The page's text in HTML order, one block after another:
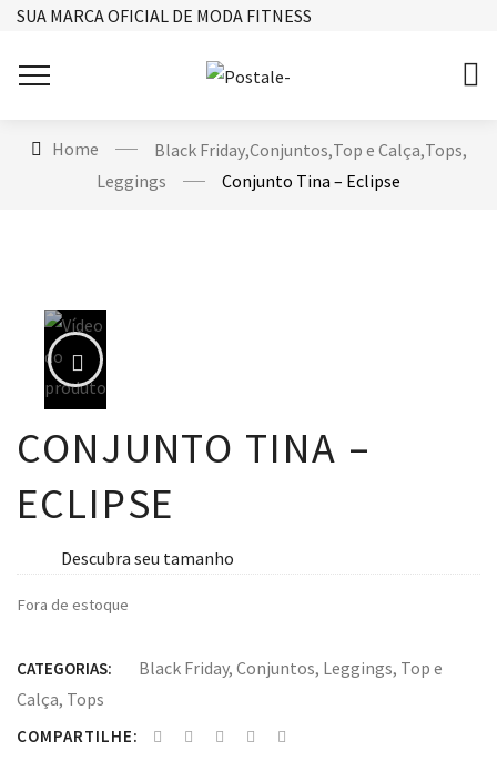
SUA MARCA OFICIAL DE MODA FITNESS
Home Black Friday,Conjuntos,Top e Calça,Tops,
Leggings
Conjunto Tina – Eclipse
CONJUNTO TINA –
ECLIPSE
Descubra seu tamanho
Fora de estoque
CATEGORIAS: Black Friday, Conjuntos, Leggings, Top e
Calça, Tops
COMPARTILHE: